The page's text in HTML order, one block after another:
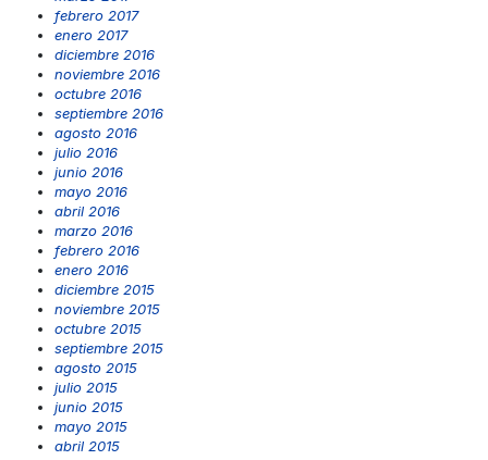
febrero 2017
enero 2017
diciembre 2016
noviembre 2016
octubre 2016
septiembre 2016
agosto 2016
julio 2016
junio 2016
mayo 2016
abril 2016
marzo 2016
febrero 2016
enero 2016
diciembre 2015
noviembre 2015
octubre 2015
septiembre 2015
agosto 2015
julio 2015
junio 2015
mayo 2015
abril 2015